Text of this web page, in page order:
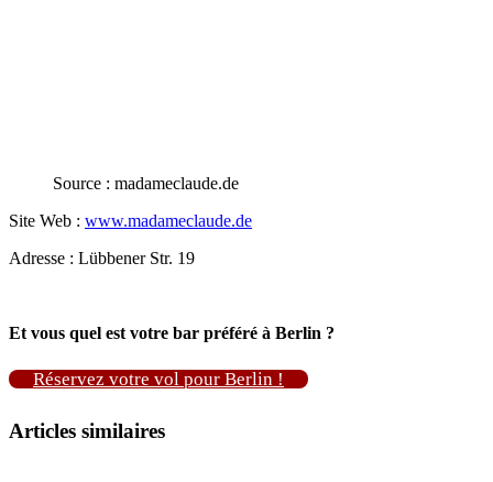
Source : madameclaude.de
Site Web : www.madameclaude.de
Adresse : Lübbener Str. 19
Et vous quel est votre bar préféré à Berlin ?
Réservez votre vol pour Berlin !
Articles similaires